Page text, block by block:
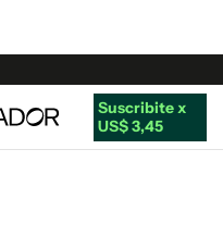
Suscribite x
US$ 3,45